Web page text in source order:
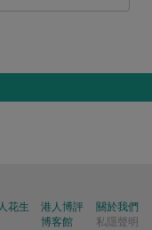
花生
港人博評
博客館
關於我們
私隱聲明